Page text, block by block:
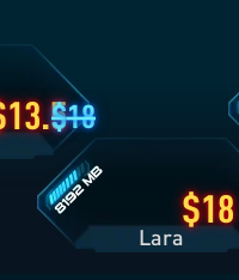
13.518
18
Lara